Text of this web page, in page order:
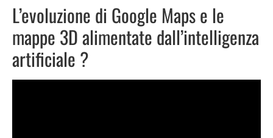
L’evoluzione di Google Maps e le
mappe 3D alimentate dall’intelligenza
artificiale ?